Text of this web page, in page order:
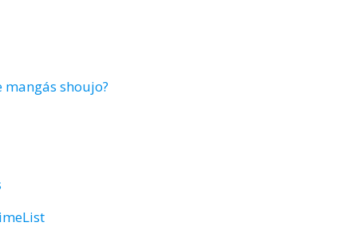
mangás shoujo?